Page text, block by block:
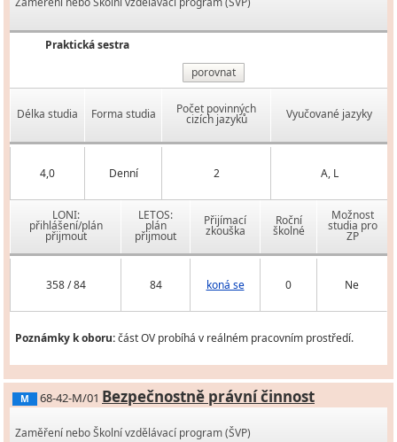
Praktická sestra
porovnat
Délka studia Forma studia Počet povinných
cizích jazyků Vyučované jazyky
4,0 Denní 2 A, L
LONI:
přihlášení/plán
přijmout
LETOS:
plán
přijmout
Přijímací
zkouška
Roční
školné
Možnost
studia pro
ZP
358 / 84 84 koná se 0 Ne
Poznámky k oboru:část OV probíhá v reálném pracovním prostředí.
M 68-42-M/01 Bezpečnostně právní činnost
Zaměření nebo Školní vzdělávací program (ŠVP)